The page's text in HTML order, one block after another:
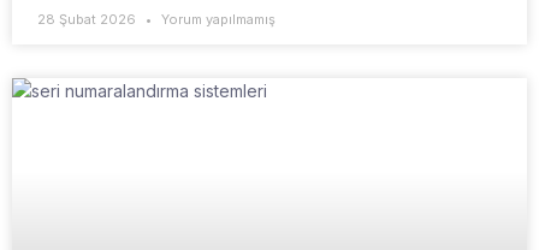
28 Şubat 2026 Yorum yapılmamış